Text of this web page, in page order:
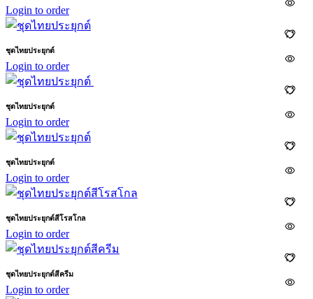
Login to order
ชุดไทยประยุกต์
Login to order
ชุดไทยประยุกต์
Login to order
ชุดไทยประยุกต์
Login to order
ชุดไทยประยุกต์สีโรสโกล
Login to order
ชุดไทยประยุกต์สีครีม
Login to order